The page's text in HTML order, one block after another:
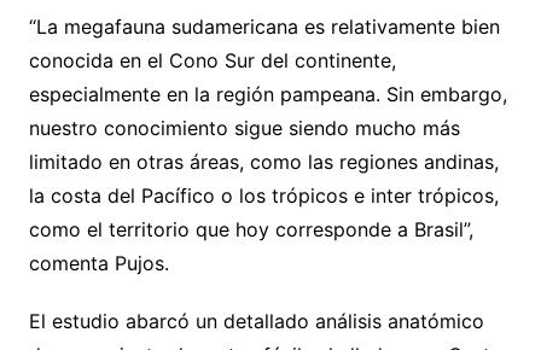
“La megafauna sudamericana es relativamente bien
conocida en el Cono Sur del continente,
especialmente en la región pampeana. Sin embargo,
nuestro conocimiento sigue siendo mucho más
limitado en otras áreas, como las regiones andinas,
la costa del Pacífico o los trópicos e inter trópicos,
como el territorio que hoy corresponde a Brasil”,
comenta Pujos.
El estudio abarcó un detallado análisis anatómico